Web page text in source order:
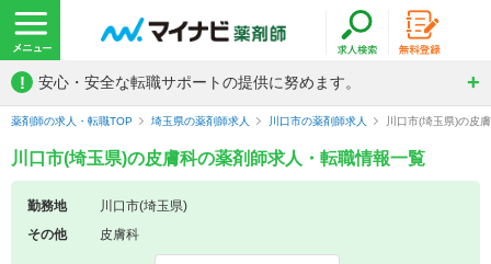
! 安心・安全な転職サポートの提供に努めます。
薬剤師の求人・転職TOP 埼玉県の薬剤師求人 川口市の薬剤師求人 川口市(埼玉県)の皮
川口市(埼玉県)の皮膚科の薬剤師求人・転職情報一覧
勤務地
川口市(埼玉県)
その他
皮膚科